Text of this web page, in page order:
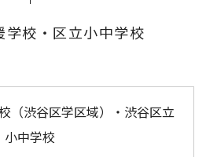
学校・区立小中学校
（渋谷区学区域）・渋谷区立
小中学校